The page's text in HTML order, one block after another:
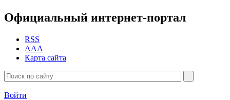
Официальный интернет-портал
RSS
AAA
Карта сайта
Войти